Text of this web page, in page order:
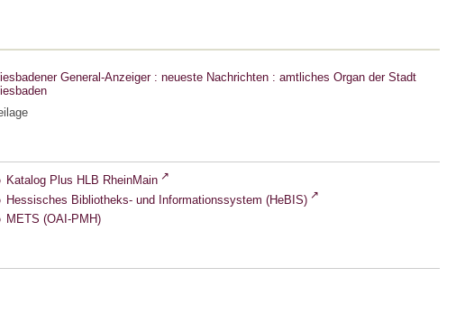
General-Anzeiger : neueste Nachrichten : amtliches Organ der Stadt
Katalog Plus HLB RheinMain
Hessisches Bibliotheks- und Informationssystem (HeBIS)
METS (OAI-PMH)